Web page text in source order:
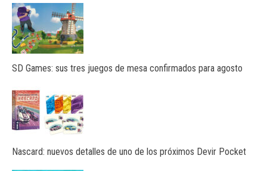
SD Games: sus tres juegos de mesa confirmados para agosto
Nascard: nuevos detalles de uno de los próximos Devir Pocket